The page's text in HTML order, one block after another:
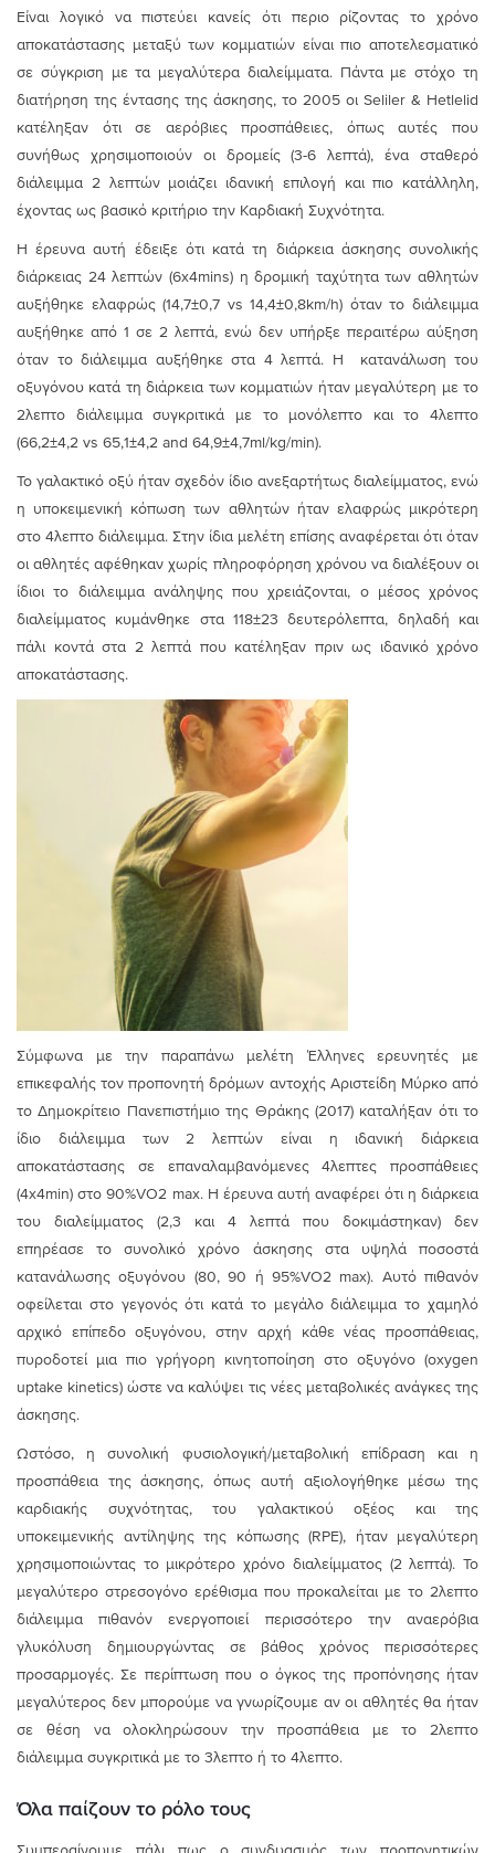
Είναι λογικό να πιστεύει κανείς ότι περιο ρίζοντας το χρόνο
αποκατάστασης μεταξύ των κομματιών είναι πιο αποτελεσματικό
σε σύγκριση με τα μεγαλύτερα διαλείμματα. Πάντα με στόχο τη
διατήρηση της έντασης της άσκησης, το 2005 οι Seliler & Hetlelid
κατέληξαν ότι σε αερόβιες προσπάθειες, όπως αυτές που
συνήθως χρησιμοποιούν οι δρομείς (3-6 λεπτά), ένα σταθερό
διάλειμμα 2 λεπτών μοιάζει ιδανική επιλογή και πιο κατάλληλη,
έχοντας ως βασικό κριτήριο την Καρδιακή Συχνότητα.
Η έρευνα αυτή έδειξε ότι κατά τη διάρκεια άσκησης συνολικής
διάρκειας 24 λεπτών (6x4mins) η δρομική ταχύτητα των αθλητών
αυξήθηκε ελαφρώς (14,7±0,7 vs 14,4±0,8km/h) όταν το διάλειμμα
αυξήθηκε από 1 σε 2 λεπτά, ενώ δεν υπήρξε περαιτέρω αύξηση
όταν το διάλειμμα αυξήθηκε στα 4 λεπτά. Η κατανάλωση του
οξυγόνου κατά τη διάρκεια των κομματιών ήταν μεγαλύτερη με το
2λεπτο διάλειμμα συγκριτικά με το μονόλεπτο και το 4λεπτο
(66,2±4,2 vs 65,1±4,2 and 64,9±4,7ml/kg/min).
Το γαλακτικό οξύ ήταν σχεδόν ίδιο ανεξαρτήτως διαλείμματος, ενώ
η υποκειμενική κόπωση των αθλητών ήταν ελαφρώς μικρότερη
στο 4λεπτο διάλειμμα. Στην ίδια μελέτη επίσης αναφέρεται ότι όταν
οι αθλητές αφέθηκαν χωρίς πληροφόρηση χρόνου να διαλέξουν οι
ίδιοι το διάλειμμα ανάληψης που χρειάζονται, ο μέσος χρόνος
διαλείμματος κυμάνθηκε στα 118±23 δευτερόλεπτα, δηλαδή και
πάλι κοντά στα 2 λεπτά που κατέληξαν πριν ως ιδανικό χρόνο
αποκατάστασης.
Σύμφωνα με την παραπάνω μελέτη Έλληνες ερευνητές με
επικεφαλής τον προπονητή δρόμων αντοχής Αριστείδη Μύρκο από
το Δημοκρίτειο Πανεπιστήμιο της Θράκης (2017) καταλήξαν ότι το
ίδιο διάλειμμα των 2 λεπτών είναι η ιδανική διάρκεια
αποκατάστασης σε επαναλαμβανόμενες 4λεπτες προσπάθειες
(4x4min) στο 90%VO2 max. Η έρευνα αυτή αναφέρει ότι η διάρκεια
του διαλείμματος (2,3 και 4 λεπτά που δοκιμάστηκαν) δεν
επηρέασε το συνολικό χρόνο άσκησης στα υψηλά ποσοστά
κατανάλωσης οξυγόνου (80, 90 ή 95%VO2 max). Αυτό πιθανόν
οφείλεται στο γεγονός ότι κατά το μεγάλο διάλειμμα το χαμηλό
αρχικό επίπεδο οξυγόνου, στην αρχή κάθε νέας προσπάθειας,
πυροδοτεί μια πιο γρήγορη κινητοποίηση στο οξυγόνο (oxygen
uptake kinetics) ώστε να καλύψει τις νέες μεταβολικές ανάγκες της
άσκησης.
Ωστόσο, η συνολική φυσιολογική/μεταβολική επίδραση και η
προσπάθεια της άσκησης, όπως αυτή αξιολογήθηκε μέσω της
καρδιακής συχνότητας, του γαλακτικού οξέος και της
υποκειμενικής αντίληψης της κόπωσης (RPE), ήταν μεγαλύτερη
χρησιμοποιώντας το μικρότερο χρόνο διαλείμματος (2 λεπτά). Το
μεγαλύτερο στρεσογόνο ερέθισμα που προκαλείται με το 2λεπτο
διάλειμμα πιθανόν ενεργοποιεί περισσότερο την αναερόβια
γλυκόλυση δημιουργώντας σε βάθος χρόνος περισσότερες
προσαρμογές. Σε περίπτωση που ο όγκος της προπόνησης ήταν
μεγαλύτερος δεν μπορούμε να γνωρίζουμε αν οι αθλητές θα ήταν
σε θέση να ολοκληρώσουν την προσπάθεια με το 2λεπτο
διάλειμμα συγκριτικά με το 3λεπτο ή το 4λεπτο.
Όλα παίζουν το ρόλο τους